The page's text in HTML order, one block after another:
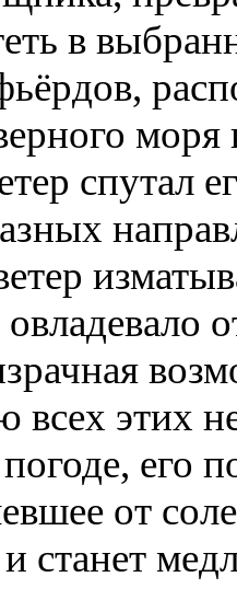
в
моря
спутал
всех этих
его
от
станет